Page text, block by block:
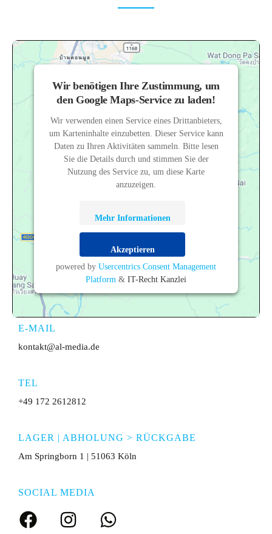
Wir benötigen Ihre Zustimmung, um
den Google Maps-Service zu laden!
Wir verwenden einen Service eines Drittanbieters,
um Karteninhalte einzubetten. Dieser Service kann
Daten zu Ihren Aktivitäten sammeln. Bitte lesen
Sie die Details durch und stimmen Sie der
Nutzung des Service zu, um diese Karte
anzuzeigen.
Mehr Informationen
Akzeptieren
powered by Usercentrics Consent Management
Platform & IT-Recht Kanzlei
E-MAIL
kontakt@al-media.de
TEL
+49 172 2612812
LAGER | ABHOLUNG > RÜCKGABE
Am Springborn 1 | 51063 Köln
SOCIAL MEDIA